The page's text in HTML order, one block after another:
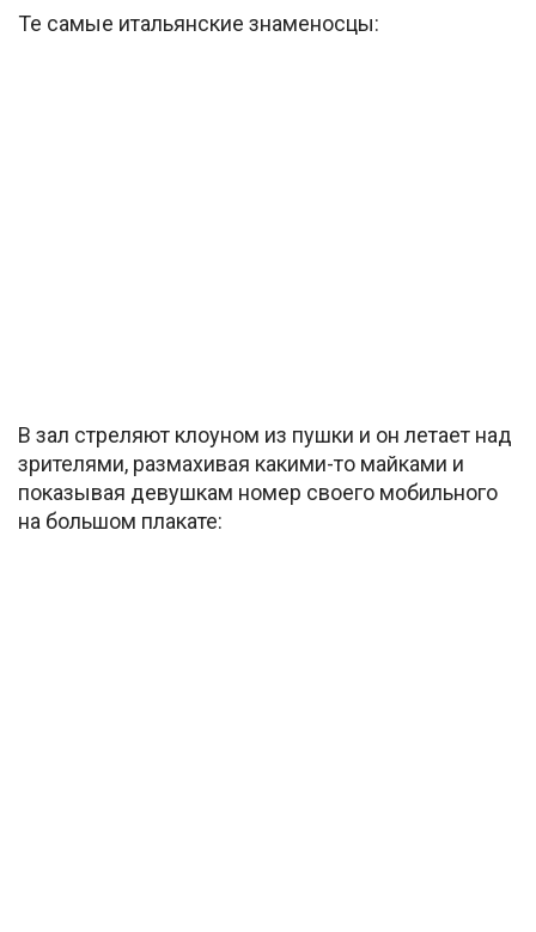
Те самые итальянские знаменосцы:
В зал стреляют клоуном из пушки и он летает над
зрителями, размахивая какими-то майками и
показывая девушкам номер своего мобильного
на большом плакате: